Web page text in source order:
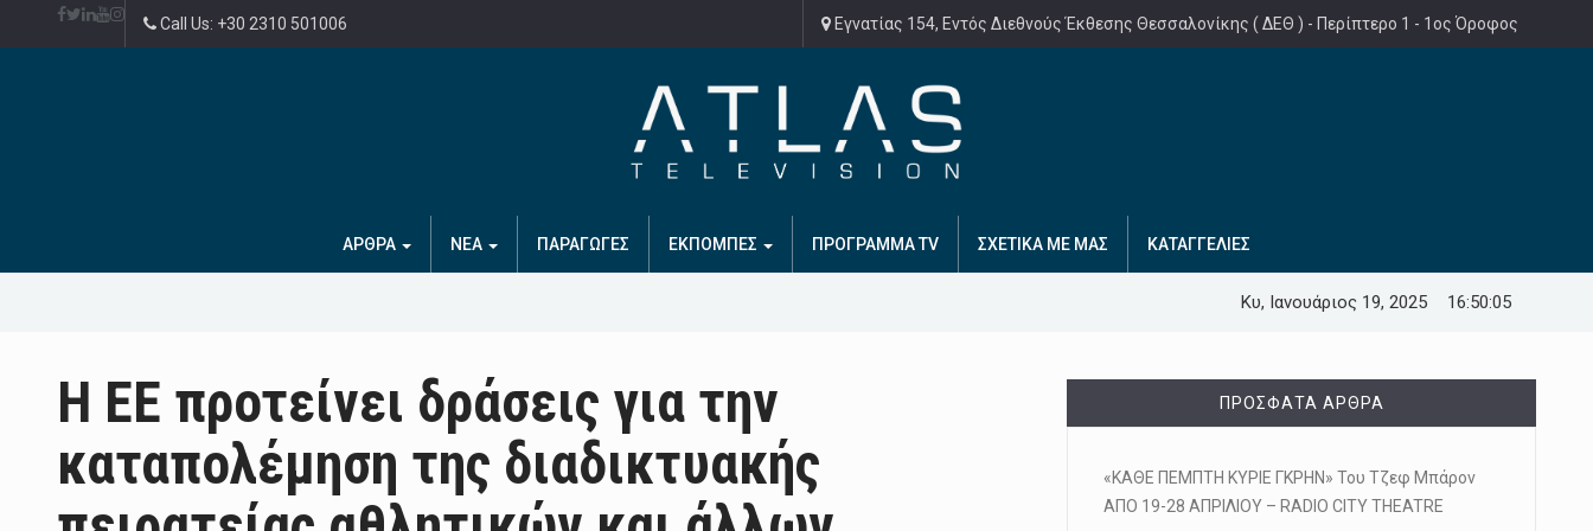
Call Us: +30 2310 501006 Εγνατίας 154, Εντός Διεθνούς Έκθεσης Θεσσαλονίκης ( ΔΕΘ ) - Περίπτερο 1 - 1ος Όροφος
ΑΡΘΡΑ ΝΕΑ ΠΑΡΑΓΩΓΕΣ ΕΚΠΟΜΠΕΣ ΠΡΟΓΡΑΜΜΑ TV ΣΧΕΤΙΚΑ ΜΕ ΜΑΣ ΚΑΤΑΓΓΕΛΙΕΣ
16:50:06
Κυ, Ιανουάριος 19, 2025
Η ΕΕ προτείνει δράσεις για την
καταπολέμηση της διαδικτυακής
ΠΡΌΣΦΑΤΑ ΆΡΘΡΑ
«ΚΑΘΕ ΠΕΜΠΤΗ ΚΥΡΙΕ ΓΚΡΗΝ» Του Τζεφ Μπάρον
ΑΠΟ 19-28 ΑΠΡΙΛΙΟΥ – RADIO CITY THEATRE